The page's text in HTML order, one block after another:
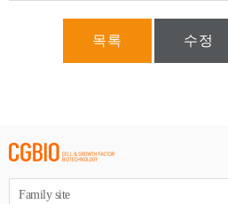
목록 수정
Family site